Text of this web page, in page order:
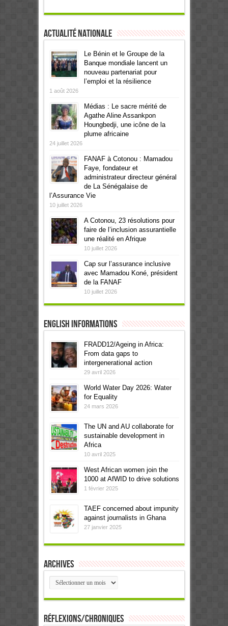
Actualité Nationale
Le Bénin et le Groupe de la
Banque mondiale lancent un
nouveau partenariat pour
l’emploi et la résilience
1 août 2026
Médias : Le sacre mérité de
Agathe Aline Assankpon
Houngbedji, une icône de la
plume africaine
24 juillet 2026
FANAF à Cotonou : Mamadou
Faye, fondateur et
administrateur directeur général
de La Sénégalaise de
l’Assurance Vie
10 juillet 2026
A Cotonou, 23 résolutions pour
faire de l’inclusion assurantielle
une réalité en Afrique
10 juillet 2026
Cap sur l’assurance inclusive
avec Mamadou Koné, président
de la FANAF
10 juillet 2026
English informations
FRADD12/Ageing in Africa:
From data gaps to
intergenerational action
29 avril 2026
World Water Day 2026: Water
for Equality
24 mars 2026
The UN and AU collaborate for
sustainable development in
Africa
10 avril 2025
West African women join the
1000 at AfWID to drive solutions
1 février 2025
TAEF concerned about impunity
against journalists in Ghana
27 janvier 2025
Archives
Archives
Réflexions/Chroniques